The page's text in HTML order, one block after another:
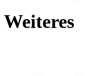
Weiteres